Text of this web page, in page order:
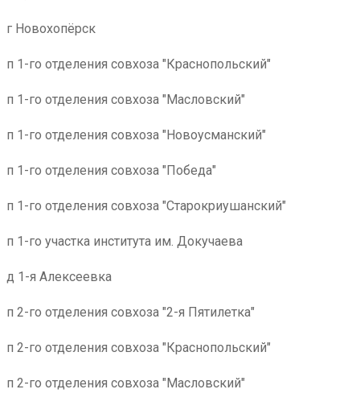
г Новохопёрск
п 1-го отделения совхоза "Краснопольский"
п 1-го отделения совхоза "Масловский"
п 1-го отделения совхоза "Новоусманский"
п 1-го отделения совхоза "Победа"
п 1-го отделения совхоза "Старокриушанский"
п 1-го участка института им. Докучаева
д 1-я Алексеевка
п 2-го отделения совхоза "2-я Пятилетка"
п 2-го отделения совхоза "Краснопольский"
п 2-го отделения совхоза "Масловский"